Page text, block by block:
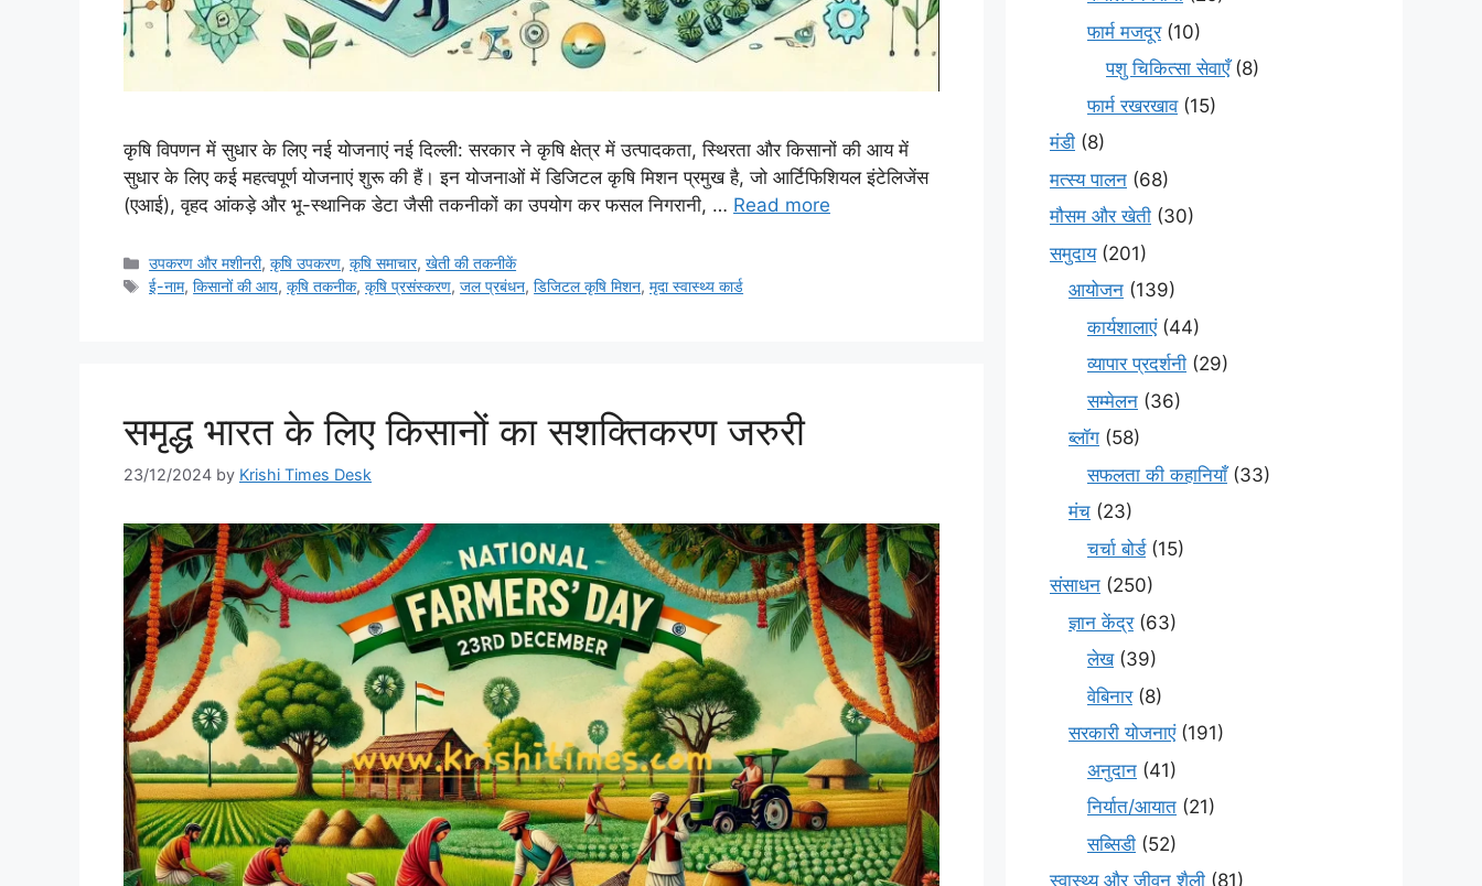
कृषि विपणन में सुधार के लिए नई योजनाएं नई दिल्ली: सरकार ने कृषि क्षेत्र में उत्पादकता, स्थिरता और किसानों की आय में
सुधार के लिए कई महत्वपूर्ण योजनाएं शुरू की हैं। इन योजनाओं में डिजिटल कृषि मिशन प्रमुख है, जो आर्टिफिशियल इंटेलिजेंस
(एआई), वृहद आंकड़े और भू-स्थानिक डेटा जैसी तकनीकों का उपयोग कर फसल निगरानी, … Read more
उपकरण और मशीनरी,कृषि उपकरण,कृषि समाचार,खेती की तकनीकें
ई-नाम,किसानों की आय,कृषि तकनीक,कृषि प्रसंस्करण,जल प्रबंधन,डिजिटल कृषि मिशन,मृदा स्वास्थ्य कार्ड
समृद्ध भारत के लिए किसानों का सशक्तिकरण जरुरी
23/12/2024 by Krishi Times Desk
फार्म मजदूर(10)
पशु चिकित्सा सेवाएँ(8)
फार्म रखरखाव(15)
मंडी (8)
मत्स्य पालन (68)
मौसम और खेती (30)
समुदाय(201)
आयोजन (139)
कार्यशालाएं(44)
व्यापार प्रदर्शनी (29)
सम्मेलन (36)
ब्लॉग (58)
सफलता की कहानियाँ(33)
मंच (23)
चर्चा बोर्ड(15)
संसाधन (250)
ज्ञान केंद्र(63)
लेख(39)
वेबिनार(8)
सरकारी योजनाएं(191)
अनुदान (41)
निर्यात/आयात (21)
सब्सिडी (52)
स्वास्थ्य और जीवन शैली (81)